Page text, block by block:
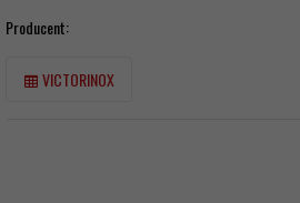
Producent:
VICTORINOX